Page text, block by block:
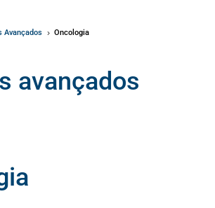
Avançados 5 Oncologia
avançados